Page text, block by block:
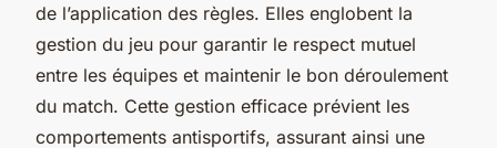
de l’application des règles. Elles englobent la
gestion du jeu pour garantir le respect mutuel
entre les équipes et maintenir le bon déroulement
du match. Cette gestion efficace prévient les
comportements antisportifs, assurant ainsi une